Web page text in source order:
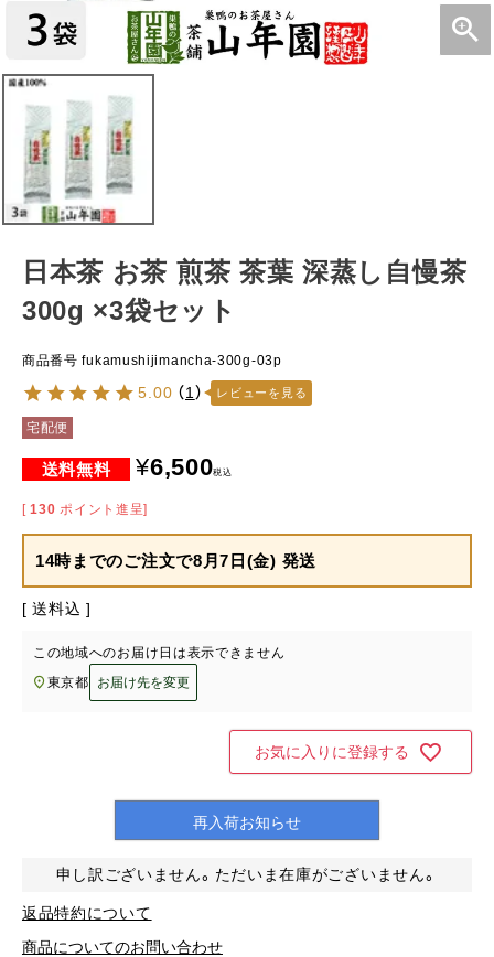
日本茶 お茶 煎茶 茶葉 深蒸し自慢茶
300g ×3袋セット
商品番号 fukamushijimancha-300g-03p
5.00 （1 ） レビューを見る
宅配便
¥6,500税込
[ 130 ポイント進呈]
14時までのご注文で8月7日(金) 発送
送料込
この地域へのお届け日は表示できません
東京都
お届け先を変更
お気に入りに登録する
再入荷お知らせ
申し訳ございません。ただいま在庫がございません。
返品特約について
商品についてのお問い合わせ